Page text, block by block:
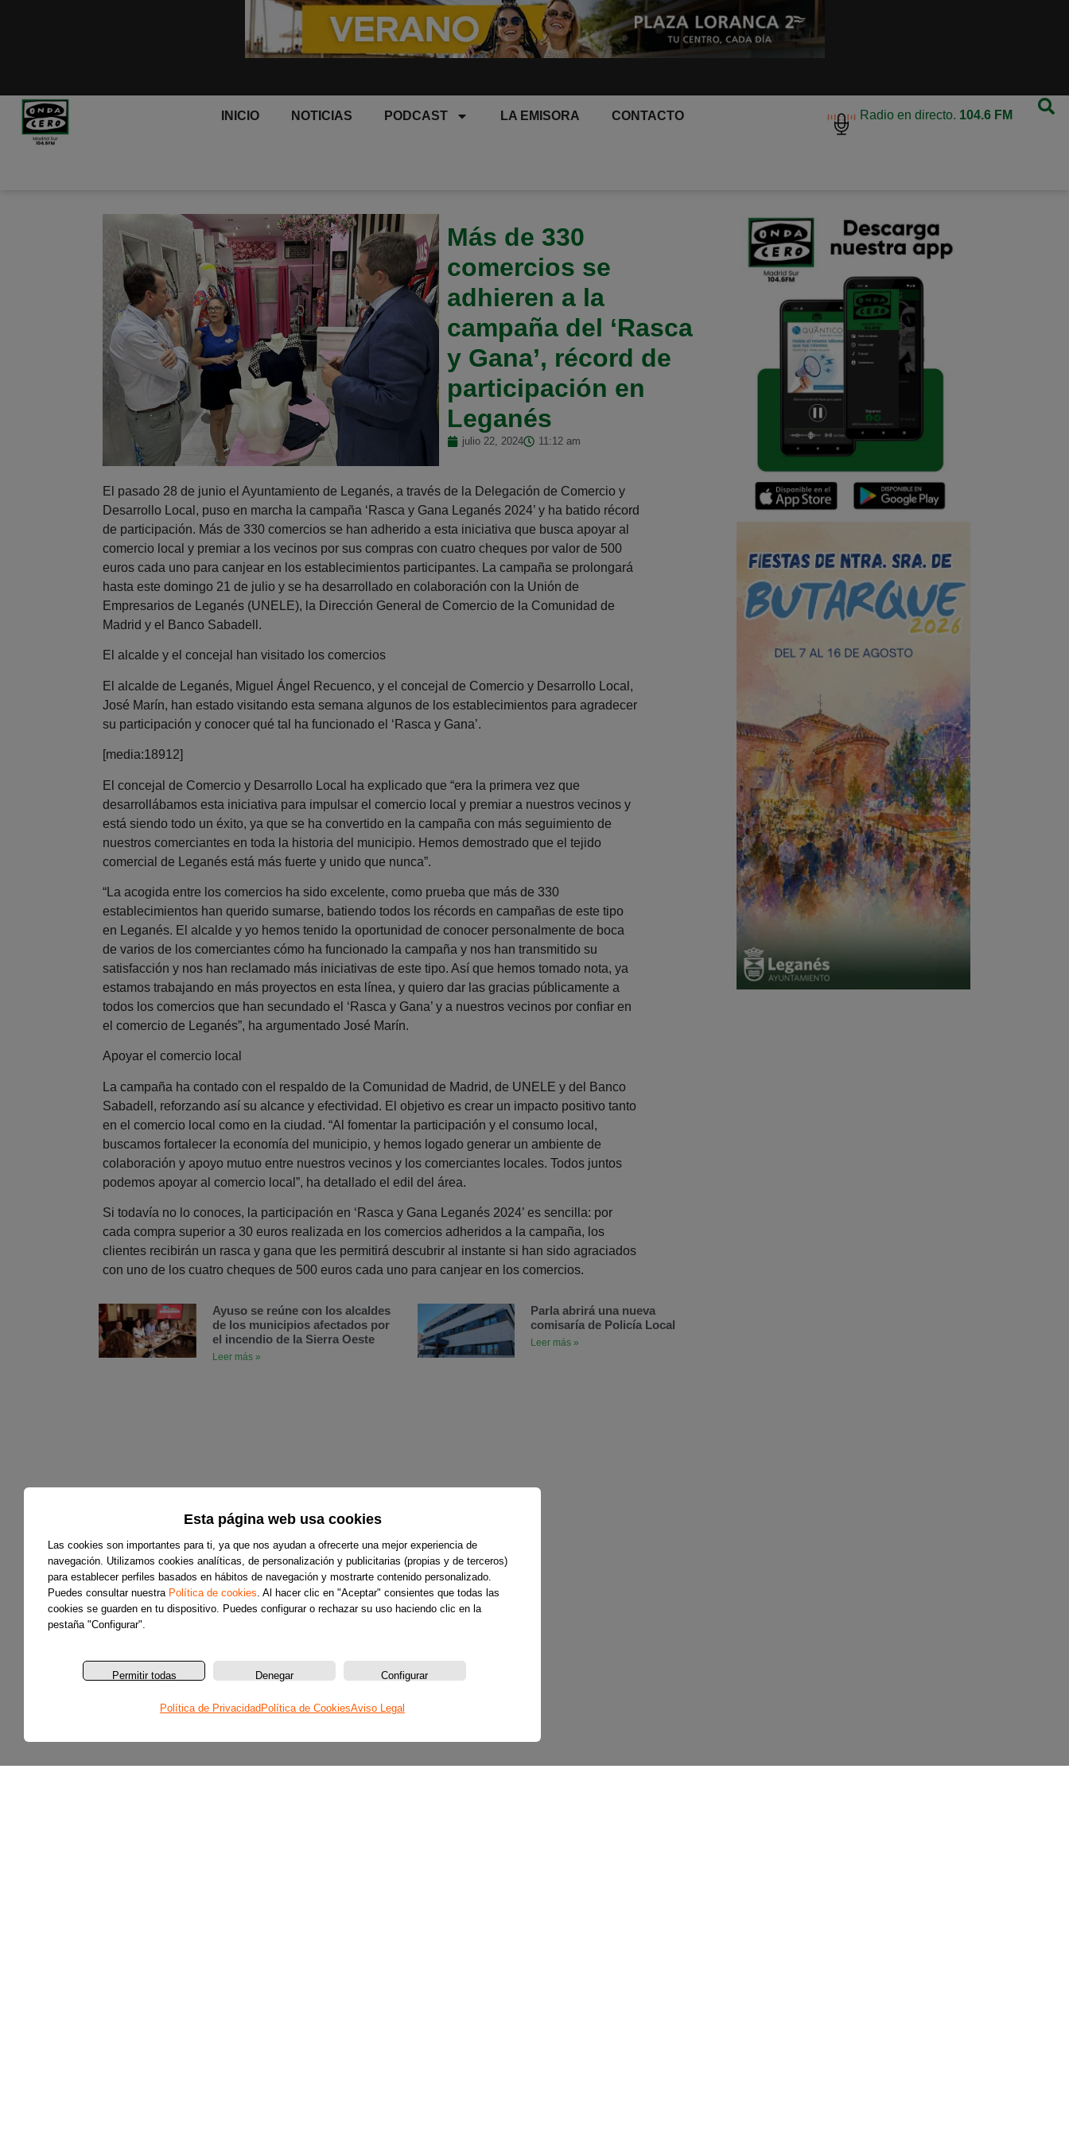
Esta página web usa cookies
Las cookies son importantes para ti, ya que nos ayudan a ofrecerte una mejor experiencia de
navegación. Utilizamos cookies analíticas, de personalización y publicitarias (propias y de terceros)
para establecer perfiles basados en hábitos de navegación y mostrarte contenido personalizado.
Puedes consultar nuestra Política de cookies. Al hacer clic en "Aceptar" consientes que todas las
cookies se guarden en tu dispositivo. Puedes configurar o rechazar su uso haciendo clic en la
pestaña "Configurar".
Permitir todas Denegar Configurar
Política de Privacidad Política de CookiesAviso Legal
INICIO NOTICIAS PODCAST LA EMISORA CONTACTO Radio en directo. 104.6 FM
Más de 330
comercios se
adhieren a la
campaña del ‘Rasca
y Gana’, récord de
participación en
Leganés
julio 22, 2024 11:12 am
El pasado 28 de junio el Ayuntamiento de Leganés, a través de la Delegación de Comercio y
Desarrollo Local, puso en marcha la campaña ‘Rasca y Gana Leganés 2024’ y ha batido récord
de participación. Más de 330 comercios se han adherido a esta iniciativa que busca apoyar al
comercio local y premiar a los vecinos por sus compras con cuatro cheques por valor de 500
euros cada uno para canjear en los establecimientos participantes. La campaña se prolongará
hasta este domingo 21 de julio y se ha desarrollado en colaboración con la Unión de
Empresarios de Leganés (UNELE), la Dirección General de Comercio de la Comunidad de
Madrid y el Banco Sabadell.
El alcalde y el concejal han visitado los comercios
El alcalde de Leganés, Miguel Ángel Recuenco, y el concejal de Comercio y Desarrollo Local,
José Marín, han estado visitando esta semana algunos de los establecimientos para agradecer
su participación y conocer qué tal ha funcionado el ‘Rasca y Gana’.
[media:18912]
El concejal de Comercio y Desarrollo Local ha explicado que “era la primera vez que
desarrollábamos esta iniciativa para impulsar el comercio local y premiar a nuestros vecinos y
está siendo todo un éxito, ya que se ha convertido en la campaña con más seguimiento de
nuestros comerciantes en toda la historia del municipio. Hemos demostrado que el tejido
comercial de Leganés está más fuerte y unido que nunca”.
“La acogida entre los comercios ha sido excelente, como prueba que más de 330
establecimientos han querido sumarse, batiendo todos los récords en campañas de este tipo
en Leganés. El alcalde y yo hemos tenido la oportunidad de conocer personalmente de boca
de varios de los comerciantes cómo ha funcionado la campaña y nos han transmitido su
satisfacción y nos han reclamado más iniciativas de este tipo. Así que hemos tomado nota, ya
estamos trabajando en más proyectos en esta línea, y quiero dar las gracias públicamente a
todos los comercios que han secundado el ‘Rasca y Gana’ y a nuestros vecinos por confiar en
el comercio de Leganés”, ha argumentado José Marín.
Apoyar el comercio local
La campaña ha contado con el respaldo de la Comunidad de Madrid, de UNELE y del Banco
Sabadell, reforzando así su alcance y efectividad. El objetivo es crear un impacto positivo tanto
en el comercio local como en la ciudad. “Al fomentar la participación y el consumo local,
buscamos fortalecer la economía del municipio, y hemos logado generar un ambiente de
colaboración y apoyo mutuo entre nuestros vecinos y los comerciantes locales. Todos juntos
podemos apoyar al comercio local”, ha detallado el edil del área.
Si todavía no lo conoces, la participación en ‘Rasca y Gana Leganés 2024’ es sencilla: por
cada compra superior a 30 euros realizada en los comercios adheridos a la campaña, los
clientes recibirán un rasca y gana que les permitirá descubrir al instante si han sido agraciados
con uno de los cuatro cheques de 500 euros cada uno para canjear en los comercios.
Ayuso se reúne con los alcaldes
de los municipios afectados por
el incendio de la Sierra Oeste
Leer más »
Parla abrirá una nueva
comisaría de Policía Local
Leer más »